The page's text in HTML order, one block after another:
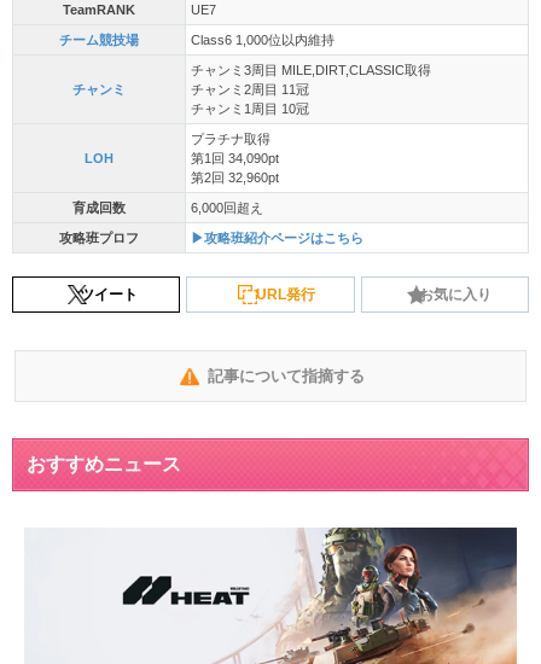
TeamRANK UE7
チーム競技場 Class6 1,000位以内維持
チャンミ
チャンミ3周目 MILE,DIRT,CLASSIC取得
チャンミ2周目 11冠
チャンミ1周目 10冠
LOH
プラチナ取得
第1回 34,090pt
第2回 32,960pt
育成回数 6,000回超え
攻略班プロフ ▶攻略班紹介ページはこちら
ツイート URL発行 お気に入り
記事について指摘する
おすすめニュース